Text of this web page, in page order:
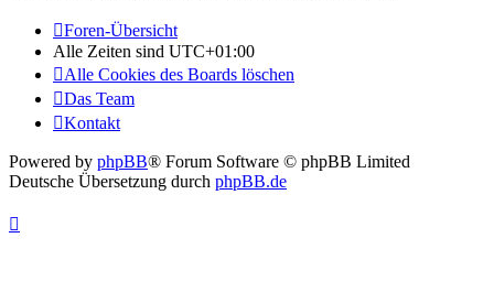
Foren-Übersicht
Alle Zeiten sind UTC+01:00
Alle Cookies des Boards löschen
Das Team
Kontakt
Powered by phpBB® Forum Software © phpBB Limited
Deutsche Übersetzung durch phpBB.de